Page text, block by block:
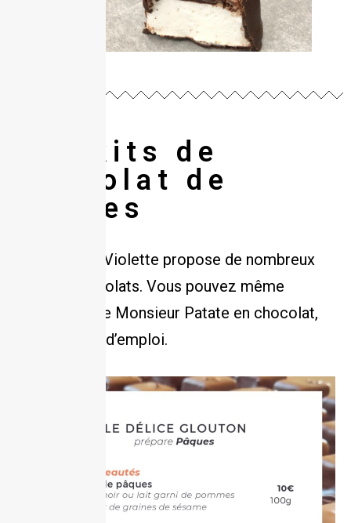
Les kits de
chocolat de
Pâques
Pour Pâques, Violette propose de nombreux
choix de chocolats. Vous pouvez même
fabriquer votre Monsieur Patate en chocolat,
voici le mode d’emploi.